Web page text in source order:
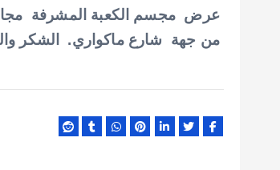
عرض مجسم الكعبة المشرفة
من جهة شارع ماكواري. الشكر